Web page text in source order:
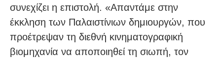
συνεχίζει η επιστολή. «Απαντάμε στην
έκκληση των Παλαιστίνιων δημιουργών, που
προέτρεψαν τη διεθνή κινηματογραφική
βιομηχανία να αποποιηθεί τη σιωπή, τον